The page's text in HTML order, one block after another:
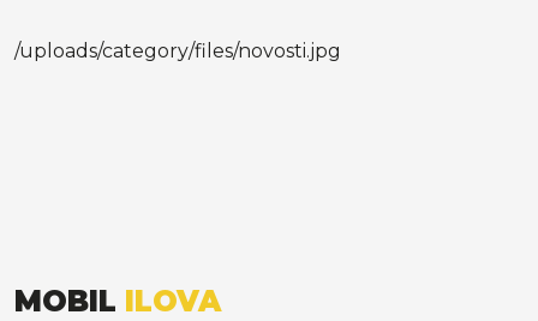
/uploads/category/files/novosti.jpg
MOBIL ILOVA